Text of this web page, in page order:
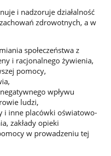
i nadzoruje działalność
zdrowotnych, a w
społeczeństwa z
i racjonalnego żywienia,
pomocy,
wpływu
ludzi,
i inne placówki oświatowo-
zakłady opieki
w prowadzeniu tej